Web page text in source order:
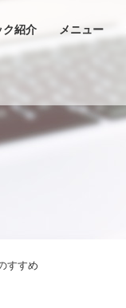
ク紹介 メニュー
すすめ